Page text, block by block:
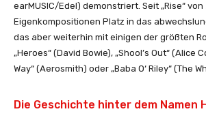
earMUSIC/Edel) demonstriert. Seit „Rise“
Eigenkompositionen Platz in das
das aber weiterhin mit einigen der größten
„Heroes“ (David Bowie), „Shool’s Out“ (Alice
Way“ (Aerosmith) oder „Baba O‘ Riley“ (The
Die Geschichte hinter dem Namen